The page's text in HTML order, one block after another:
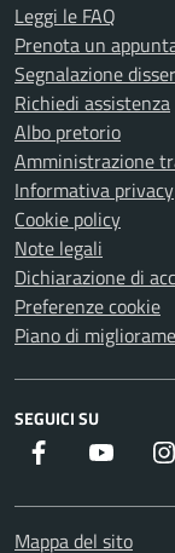
Leggi le FAQ
Prenota un
Segnalazione
Richiedi assistenza
Albo pretorio
Amministrazione
Informativa privacy
Cookie policy
Note legali
Dichiarazione di
Preferenze cookie
Piano di
SEGUICI SU
Facebook Youtube
Mappa del sito